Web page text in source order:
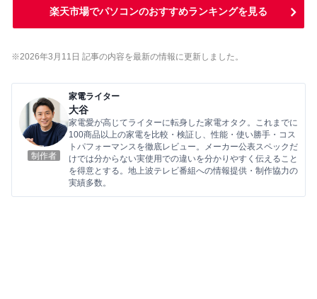
楽天市場でパソコンのおすすめランキングを見る
※2026年3 月11 日 記事の内容を最新の情報に更新しました。
制作者
家電ライター
大谷
家電愛が高じてライターに転身した家電オタク。これまでに
100商品以上の家電を比較・検証し、性能・使い勝手・コス
トパフォーマンスを徹底レビュー。メーカー公表スペックだ
けでは分からない実使用での違いを分かりやすく伝えること
を得意とする。地上波テレビ番組への情報提供・制作協力の
実績多数。